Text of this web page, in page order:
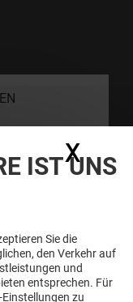
ANDEREN
IST UNS
Sie die
den Verkehr auf
und
entsprechen. Für
zu
X